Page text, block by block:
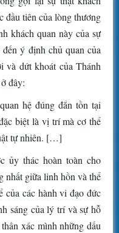
đầu tiên của lòng thương
khách quan này của sự
ý định chủ quan của
và dứt khoát của Thánh
đây:
hệ đúng đắn tồn tại
biệt là vị trí mà cơ thể
tự nhiên. […]
ủy thác hoàn toàn cho
nhất giữa linh hồn và thể
của các hành vi đạo đức
sáng của lý trí và sự hỗ
xác mình những dấu